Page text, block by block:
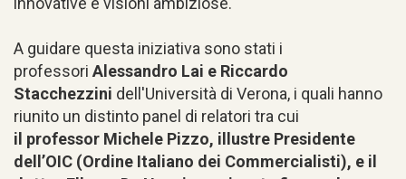
A guidare questa iniziativa sono stati i
professori Alessandro Lai e Riccardo
Stacchezzini dell'Università di Verona, i quali hanno
riunito un distinto panel di relatori tra cui
il professor Michele Pizzo, illustre Presidente
dell’OIC (Ordine Italiano dei Commercialisti), e il